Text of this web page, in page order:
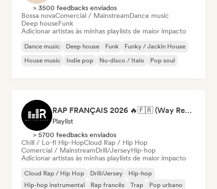
> 3500 feedbacks enviados
Bossa novaComercial / MainstreamDance music
Deep houseFunk
Adicionar artistas às minhas playlists de maior impacto
Dance music Deep house Funk
Funky / Jackin House
House music
Indie pop Nu-disco / Italo Pop soul
RAP FRANÇAIS 2026 🔥🇫🇷 (Way Records)
Playlist
> 5700 feedbacks enviados
Chill / Lo-fi Hip-HopCloud Rap / Hip Hop
Comercial / MainstreamDrill/JerseyHip-hop
Adicionar artistas às minhas playlists de maior impacto
Cloud Rap / Hip Hop Drill/Jersey
Hip-hop
Hip-hop instrumental
Rap francês Trap
Pop urbano